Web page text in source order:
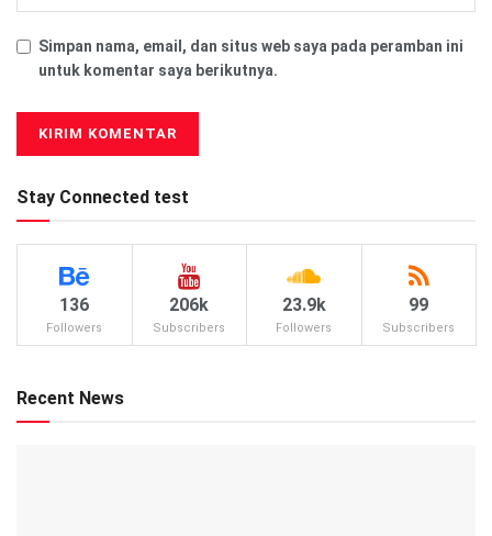
Simpan nama, email, dan situs web saya pada peramban ini
untuk komentar saya berikutnya.
Stay Connected test
136
Followers
206k
Subscribers
23.9k
Followers
99
Subscribers
Recent News